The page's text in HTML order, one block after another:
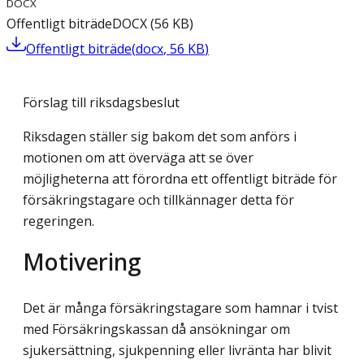
DOCX
Offentligt biträdeDOCX(56 KB)
Offentligt biträde(docx, 56 KB)
Förslag till riksdagsbeslut
Riksdagen ställer sig bakom det som anförs i
motionen om att överväga att se över
möjligheterna att förordna ett offentligt biträde för
försäkringstagare och tillkännager detta för
regeringen.
Motivering
Det är många försäkringstagare som hamnar i tvist
med Försäkringskassan då ansökningar om
sjukersättning, sjukpenning eller livränta har blivit